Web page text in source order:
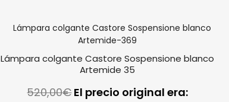
Lámpara colgante Castore Sospensione blanco
Artemide 35
520,00€El precio original era: